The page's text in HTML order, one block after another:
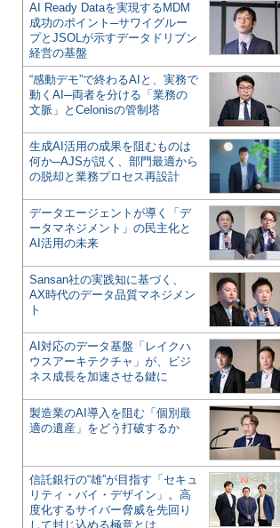
AI Ready Dataを実現するMDM
成功のポイント─サワイグルー
プとJSOLが示すデータドリブン
経営の基盤
“感動デモ”で終わるAIと、実務で
動くAI─両者を分ける「業務の
文脈」とCelonisの管制塔
生成AI活用の成果を阻むものは
何か─AJSが説く、部門最適から
の脱却と業務プロセス再設計
データエージェントが導く「デ
ータマネジメント」の民主化と
AI活用の未来
Sansan社の実践知に基づく、
AX時代のデータ品質マネジメン
ト
AI対応のデータ基盤「レイクハ
ウスアーキテクチャ」が、ビジ
ネス成長を加速させる鍵に
製造業のAI導入を阻む「個別最
適の遺産」をどう打破するか
信託銀行の“雄”が目指す「セキュ
リティ・バイ・デザイン」。高
度化するサイバー脅威を先回り
して封じ込める極意とは